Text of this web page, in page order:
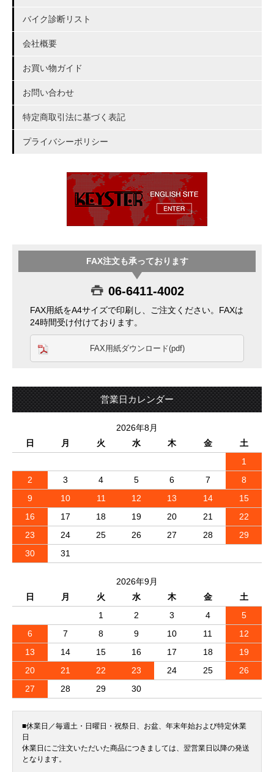
バイク診断リスト
会社概要
お買い物ガイド
お問い合わせ
特定商取引法に基づく表記
プライバシーポリシー
FAX注文も承っております
06-6411-4002
FAX用紙をA4サイズで印刷し、ご注文ください。FAXは
24時間受け付けております。
FAX用紙ダウンロード(pdf)
営業日カレンダー
2026年8月
日
月 火 水 木 金
土
1
2
3 4 5 6 7
8
9
10 11 12 13 14
15
16
17 18 19 20 21
22
23
24 25 26 27 28
29
30
31
2026年9月
日
月 火 水 木 金
土
1
2 3 4
5
6
7 8 9 10 11
12
13
14 15 16 17 18
19
20
21 22 23 24 25
26
27
28 29 30
■休業日／毎週土・日曜日・祝祭日、お盆、年末年始および特定休業
日
休業日にご注文いただいた商品につきましては、翌営業日以降の発送
となります。